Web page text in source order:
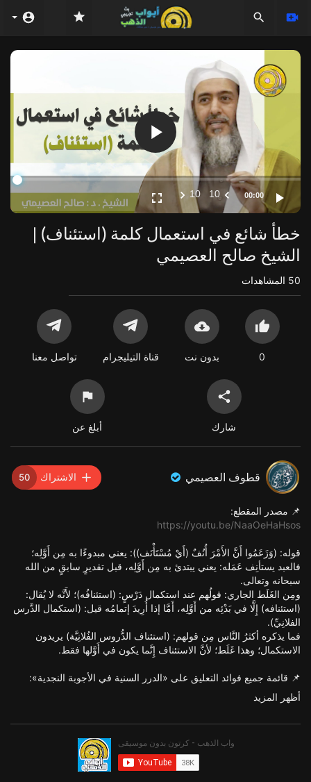
Video
Player
00:00
10
10
خطأ شائع في استعمال كلمة (استئناف) |
الشيخ صالح العصيمي
50 المشاهدات
0 بدون نت قناة التيليجرام تواصل معنا
شارك أبلغ عن
قطوف العصيمي الاشتراك 50
📌 مصدر المقطع:
https://youtu.be/NaaOeHaHsos
قوله: (وَزَعَمُوا أَنَّ الأَمْرَ أُنُفٌ (أَيْ مُسْتَأْنَف)): يعني مبدوءًا به مِن أَوَّلِه؛
فالعبد يستأنِف عَمَله: يعني يبتدئ به مِن أَوَّلِه، قبل تقديرٍ سابقٍ من الله
سبحانه وتعالى.
ومِن الغَلَط الجاري: قولُهم عند استكمال دَرْسٍ: (استئنافُه)؛ لأَنَّه لا يُقال:
(استئنافه) إِلَّا في بَدْئِه من أَوَّلِه، أَمَّا إذا أُرِيدَ إتمامُه قيل: (استكمال الدَّرس
الفلانِيِّ).
فما يذكره أكثرُ النَّاس مِن قولهم: (استئناف الدُّروس الفُلانِيَّة) يريدون
الاستكمال؛ وهذا غَلَط؛ لأنَّ الاستئناف إِنَّما يكون في أَوَّلها فقط.
📌 قائمة جميع فوائد التعليق على «الدرر السنية في الأجوبة النجدية»:
https://youtube.com/playlist?l....ist=PLjmCBC6YwAF-1FK
https://youtube.com/c/alosyme
أظهر المزيد